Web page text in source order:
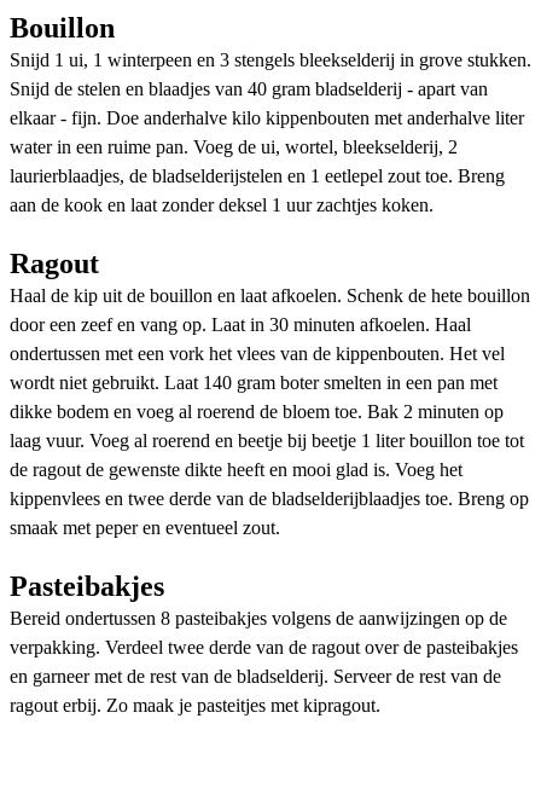
Bouillon
Snijd 1 ui, 1 winterpeen en 3 stengels bleekselderij in grove stukken.
Snijd de stelen en blaadjes van 40 gram bladselderij - apart van
elkaar - fijn. Doe anderhalve kilo kippenbouten met anderhalve liter
water in een ruime pan. Voeg de ui, wortel, bleekselderij, 2
laurierblaadjes, de bladselderijstelen en 1 eetlepel zout toe. Breng
aan de kook en laat zonder deksel 1 uur zachtjes koken.
Ragout
Haal de kip uit de bouillon en laat afkoelen. Schenk de hete bouillon
door een zeef en vang op. Laat in 30 minuten afkoelen. Haal
ondertussen met een vork het vlees van de kippenbouten. Het vel
wordt niet gebruikt. Laat 140 gram boter smelten in een pan met
dikke bodem en voeg al roerend de bloem toe. Bak 2 minuten op
laag vuur. Voeg al roerend en beetje bij beetje 1 liter bouillon toe tot
de ragout de gewenste dikte heeft en mooi glad is. Voeg het
kippenvlees en twee derde van de bladselderijblaadjes toe. Breng op
smaak met peper en eventueel zout.
Pasteibakjes
Bereid ondertussen 8 pasteibakjes volgens de aanwijzingen op de
verpakking. Verdeel twee derde van de ragout over de pasteibakjes
en garneer met de rest van de bladselderij. Serveer de rest van de
ragout erbij. Zo maak je pasteitjes met kipragout.